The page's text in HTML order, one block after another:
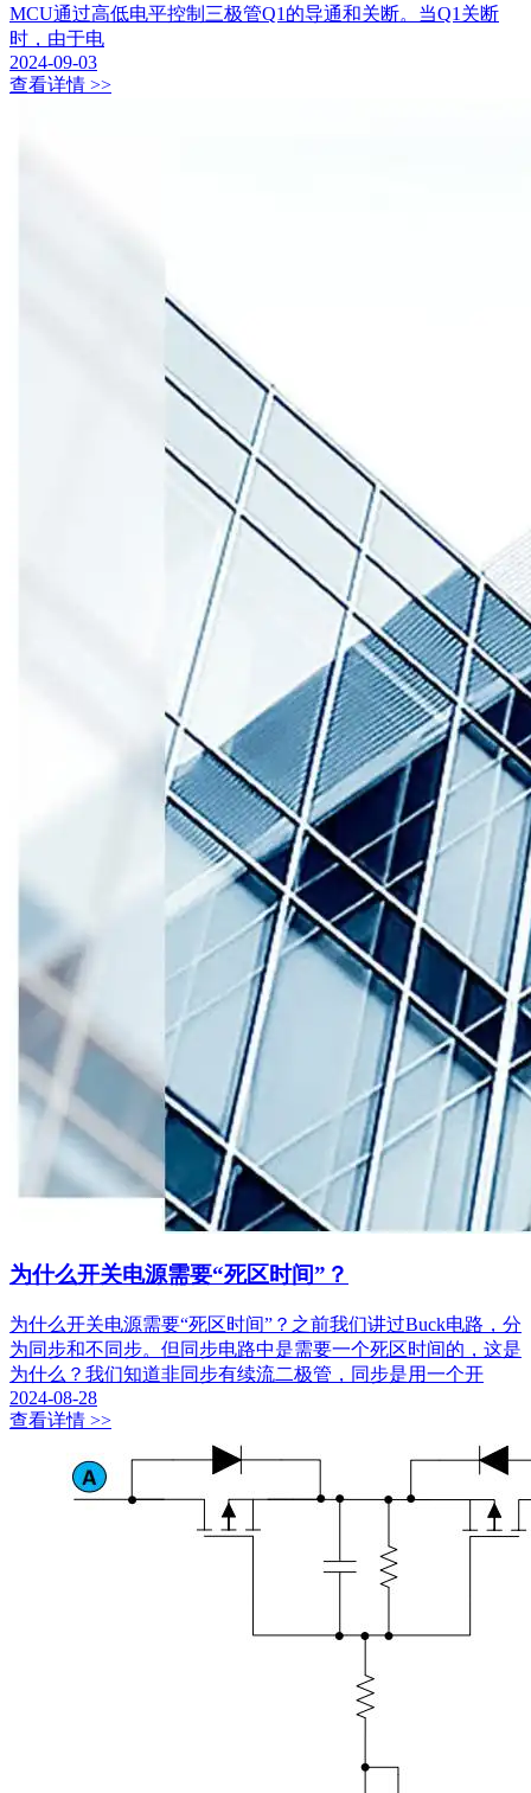
MCU通过高低电平控制三极管Q1的导通和关断。当Q1关断
时，由于电
2024-09-03
查看详情 >>
为什么开关电源需要“死区时间”？
为什么开关电源需要“死区时间”？之前我们讲过Buck电路，分
为同步和不同步。但同步电路中是需要一个死区时间的，这是
为什么？我们知道非同步有续流二极管，同步是用一个开
2024-08-28
查看详情 >>